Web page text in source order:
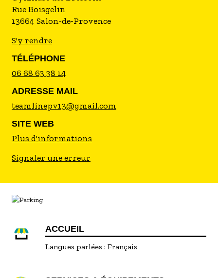
Rue Boisgelin
13664 Salon-de-Provence
S'y rendre
TÉLÉPHONE
06 68 63 38 14
ADRESSE MAIL
teamlinepv13@gmail.com
SITE WEB
Plus d'informations
Signaler une erreur
ACCUEIL
Langues parlées : Français